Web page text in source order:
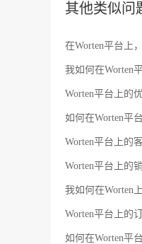
其他类似问
在Worten平台上
我如何在Worten
Worten平台上的
如何在Worten平
Worten平台上的
Worten平台上的
我如何在Worten
Worten平台上的
如何在Worten平